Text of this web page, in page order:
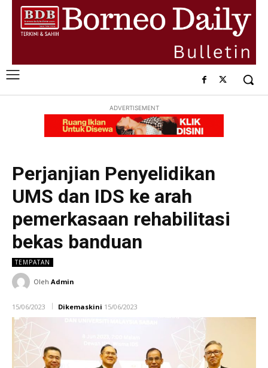
ADVERTISEMENT
Perjanjian Penyelidikan
UMS dan IDS ke arah
pemerkasaan rehabilitasi
bekas banduan
TEMPATAN
Oleh Admin
15/06/2023 Dikemaskini 15/06/2023